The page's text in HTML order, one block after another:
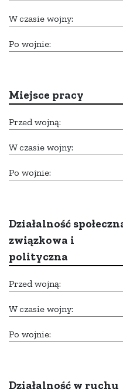
W czasie wojny:
Po wojnie:
Miejsce pracy
Przed wojną:
W czasie wojny:
Po wojnie:
Działalność
związkowa i
polityczna
Przed wojną:
W czasie wojny:
Po wojnie:
Działalność w ruchu